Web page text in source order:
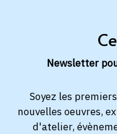
Newsletter
Soyez les
nouvelles oeuvres,
d'atelier,